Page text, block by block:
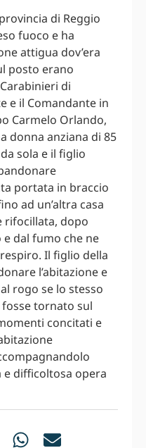
di Reggio
fuoco e ha
attigua dov’era
posto erano
di
e il Comandante in
Carmelo Orlando,
donna anziana di 85
sola e il figlio
portata in braccio
ad un’altra casa
rifocillata, dopo
e dal fumo che ne
Il figlio della
l’abitazione e
rogo se lo stesso
tornato sul
concitati e
e difficoltosa opera